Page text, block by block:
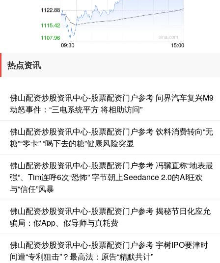
基金指数 7242.10 +12.30 +0.17%
热点资讯
佛山配资炒股资讯中心-股票配资门户参考 问界汽车复兴M9
动怒事件：“三电系统平方 将相助访问”
佛山配资炒股资讯中心-股票配资门户参考 饮料消费转向“无
糖”“零卡” “喝下去的糖”健康风险突显
佛山配资炒股资讯中心-股票配资门户参考 冯骥直称“地表最
强”、Tim连呼6次“恐怖” 字节朝上Seedance 2.0的AI狂欢
与“信任”风暴
佛山配资炒股资讯中心-股票配资门户参考 揭秘节日化应允
骗局：假App、假导师与真耗费
佛山配资炒股资讯中心-股票配资门户参考 宇树IPO要津时
间遭“专利狙击”？最高法：原告“精默共计”